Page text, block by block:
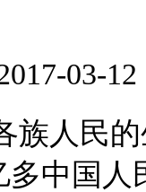
03-
族人民
多中国人